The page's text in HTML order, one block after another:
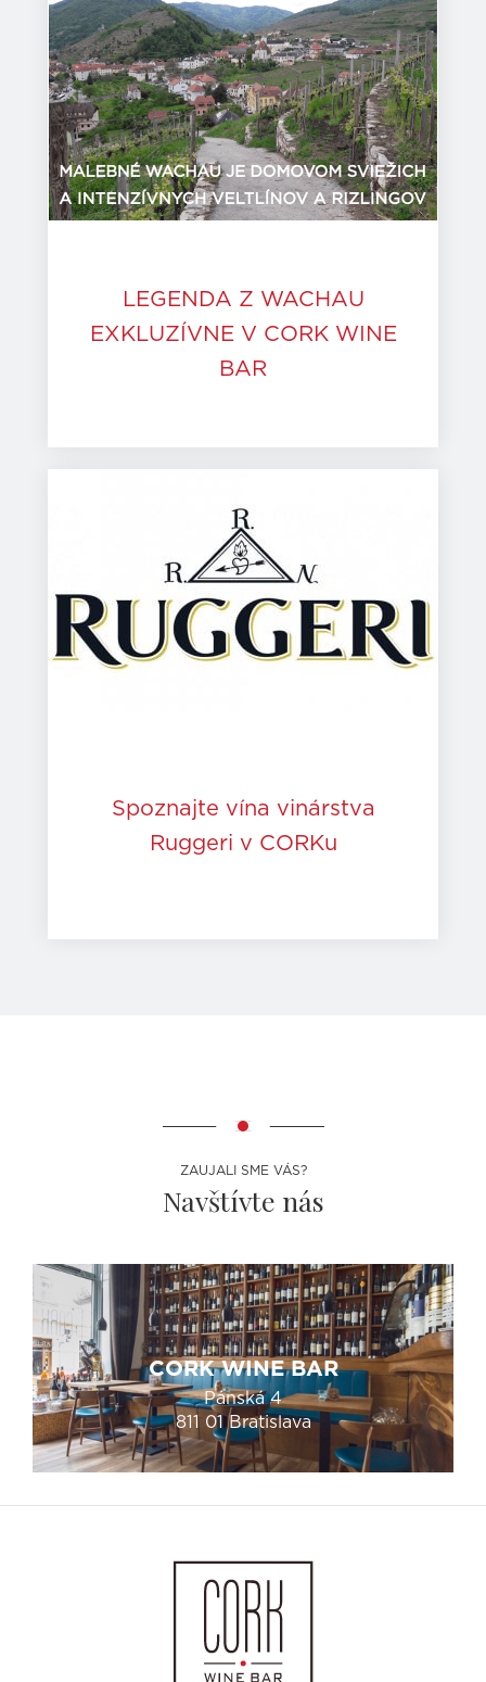
LEGENDA Z WACHAU
EXKLUZÍVNE V CORK WINE
BAR
Spoznajte vína vinárstva
Ruggeri v CORKu
ZAUJALI SME VÁS?
Navštívte nás
CORK WINE BAR
Panská 4
811 01 Bratislava